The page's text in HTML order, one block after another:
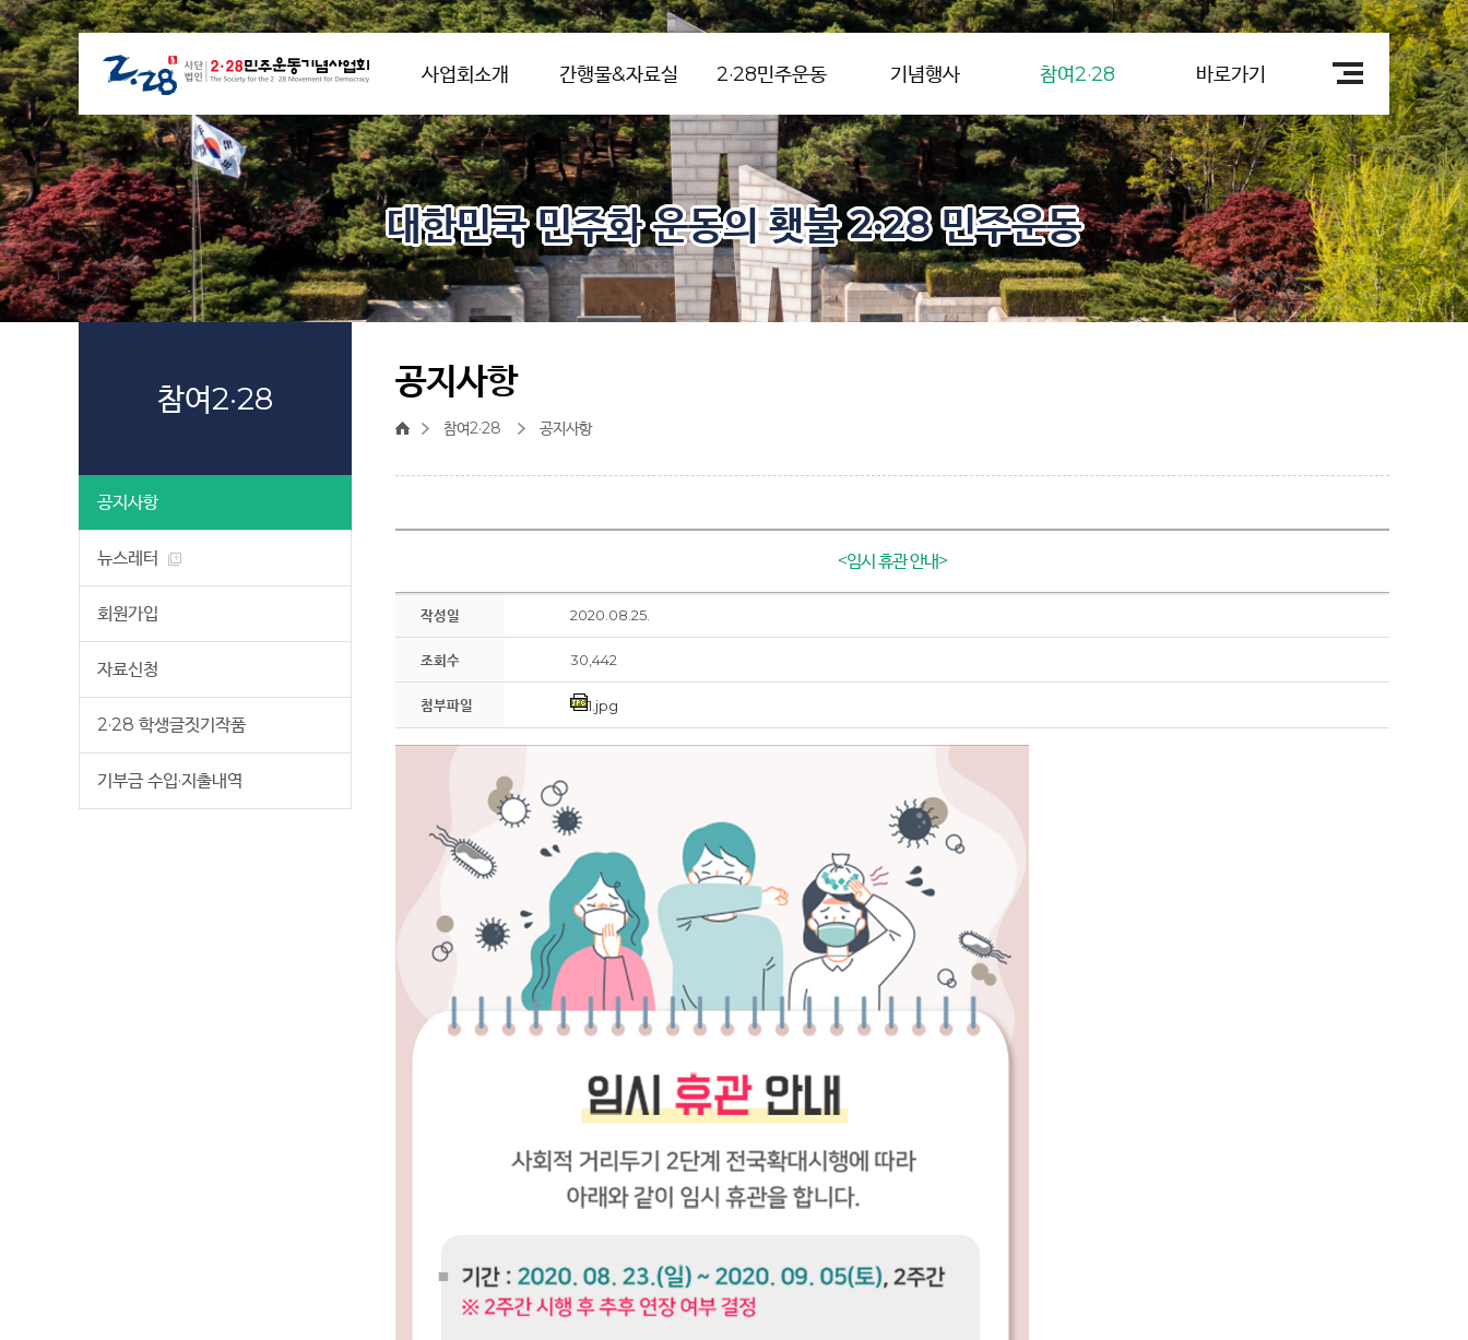
사업회소개 간행물&자료실 2·28민주운동 기념행사 참여2·28 바로가기
대한민국 민주화 운동의 횃불 2·28 민주운동
참여2·28
공지사항
뉴스레터
회원가입
자료신청
2·28 학생글짓기작품
기부금 수입·지출내역
공지사항
참여2·28 공지사항
<임시 휴관 안내>
작성일 2020.08.25.
조회수 30,442
첨부파일 1.jpg